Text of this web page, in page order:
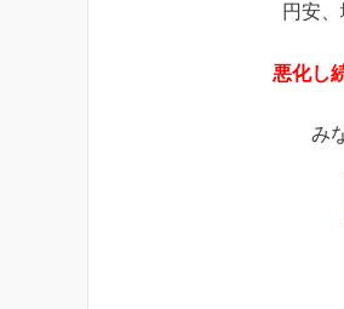
円安
悪化し
み